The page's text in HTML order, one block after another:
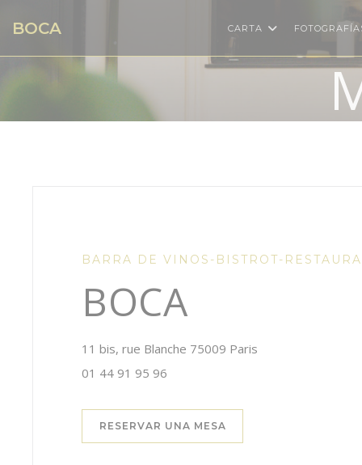
BOCA CARTA
BARRA DE VINOS-BISTROT-
BOCA
11 bis, rue Blanche 75009 Paris
01 44 91 95 96
RESERVAR UNA MESA